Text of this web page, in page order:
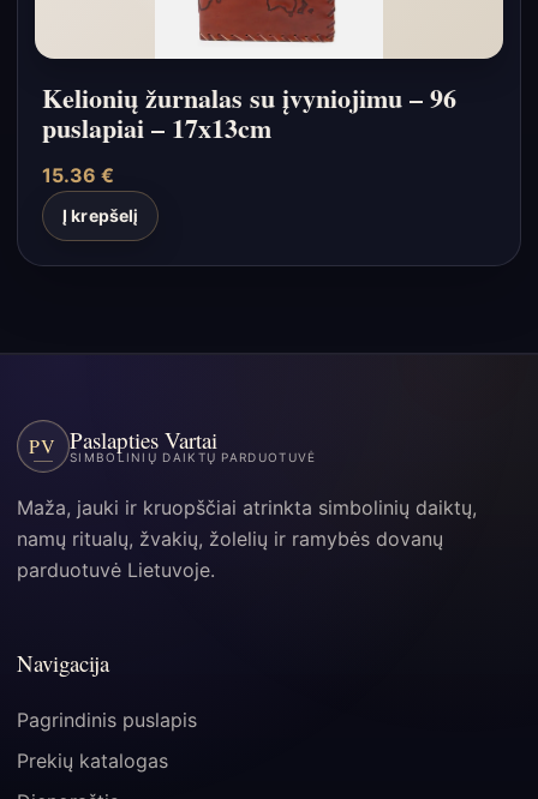
Kelionių žurnalas su įvyniojimu – 96
puslapiai – 17x13cm
15.36 €
Į krepšelį
PV Paslapties Vartai
SIMBOLINIŲ DAIKTŲ PARDUOTUVĖ
Maža, jauki ir kruopščiai atrinkta simbolinių daiktų,
namų ritualų, žvakių, žolelių ir ramybės dovanų
parduotuvė Lietuvoje.
Navigacija
Pagrindinis puslapis
Prekių katalogas